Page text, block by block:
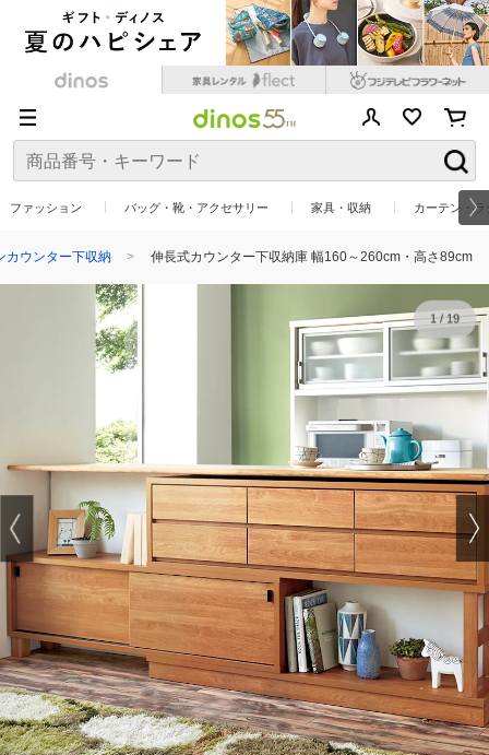
ファッション バッグ・靴・アクセサリー 家具・収納 カーテン・
カウンター下収納 伸長式カウンター下収納庫 幅160～260cm・高さ89cm
1/19